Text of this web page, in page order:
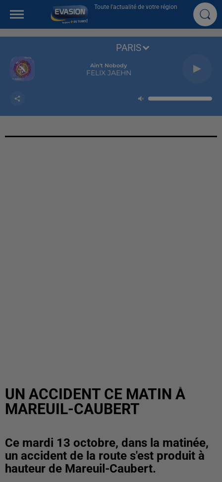
Toute l'actualité de votre région
Ain't Nobody
FELIX JAEHN
PARIS
UN ACCIDENT CE MATIN À
MAREUIL-CAUBERT
Ce mardi 13 octobre, dans la matinée,
un accident de la route s'est produit à
hauteur de Mareuil-Caubert.